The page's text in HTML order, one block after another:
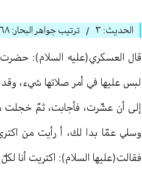
الحديث: ٣ / ترتيب جواهر البحار:
قال العسكري(عليه السلام): حضرت
لبس عليها في أمر صلاتها شيء،
إلى أن عشّرت، فأجابت، ثمّ خجلت
وسلي عمّا بدا لك، أ رأيت من
فقالت(عليها السلام): اكتريت أنا